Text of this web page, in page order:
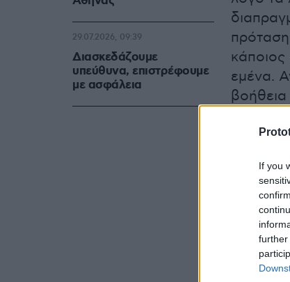
If you
further
εμένα.
όχι.»
Διασκεδάζουμε
υπεύθυνα, επιστρέφουμε
με ασφάλεια
29.07.2026, 09:39